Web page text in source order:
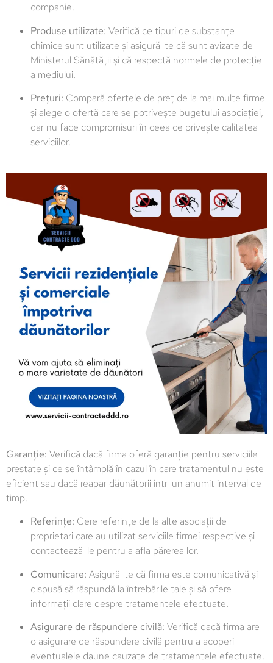
companie.
Produse utilizate: Verifică ce tipuri de substanțe
chimice sunt utilizate și asigură-te că sunt avizate de
Ministerul Sănătății și că respectă normele de protecție
a mediului.
Prețuri: Compară ofertele de preț de la mai multe firme
și alege o ofertă care se potrivește bugetului asociației,
dar nu face compromisuri în ceea ce privește calitatea
serviciilor.
Garanție: Verifică dacă firma oferă garanție pentru serviciile
prestate și ce se întâmplă în cazul în care tratamentul nu este
eficient sau dacă reapar dăunătorii într-un anumit interval de
timp.
Referințe: Cere referințe de la alte asociații de
proprietari care au utilizat serviciile firmei respective și
contactează-le pentru a afla părerea lor.
Comunicare: Asigură-te că firma este comunicativă și
dispusă să răspundă la întrebările tale și să ofere
informații clare despre tratamentele efectuate.
Asigurare de răspundere civilă: Verifică dacă firma are
o asigurare de răspundere civilă pentru a acoperi
eventualele daune cauzate de tratamentele efectuate.